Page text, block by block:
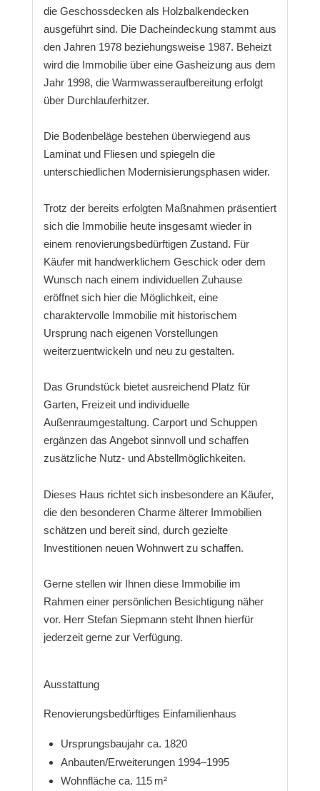
die Geschossdecken als Holzbalkendecken
ausgeführt sind. Die Dacheindeckung stammt aus
den Jahren 1978 beziehungsweise 1987. Beheizt
wird die Immobilie über eine Gasheizung aus dem
Jahr 1998, die Warmwasseraufbereitung erfolgt
über Durchlauferhitzer.
Die Bodenbeläge bestehen überwiegend aus
Laminat und Fliesen und spiegeln die
unterschiedlichen Modernisierungsphasen wider.
Trotz der bereits erfolgten Maßnahmen präsentiert
sich die Immobilie heute insgesamt wieder in
einem renovierungsbedürftigen Zustand. Für
Käufer mit handwerklichem Geschick oder dem
Wunsch nach einem individuellen Zuhause
eröffnet sich hier die Möglichkeit, eine
charaktervolle Immobilie mit historischem
Ursprung nach eigenen Vorstellungen
weiterzuentwickeln und neu zu gestalten.
Das Grundstück bietet ausreichend Platz für
Garten, Freizeit und individuelle
Außenraumgestaltung. Carport und Schuppen
ergänzen das Angebot sinnvoll und schaffen
zusätzliche Nutz- und Abstellmöglichkeiten.
Dieses Haus richtet sich insbesondere an Käufer,
die den besonderen Charme älterer Immobilien
schätzen und bereit sind, durch gezielte
Investitionen neuen Wohnwert zu schaffen.
Gerne stellen wir Ihnen diese Immobilie im
Rahmen einer persönlichen Besichtigung näher
vor. Herr Stefan Siepmann steht Ihnen hierfür
jederzeit gerne zur Verfügung.
Ausstattung
Renovierungsbedürftiges Einfamilienhaus
Ursprungsbaujahr ca. 1820
Anbauten/Erweiterungen 1994–1995
Wohnfläche ca. 115 m²